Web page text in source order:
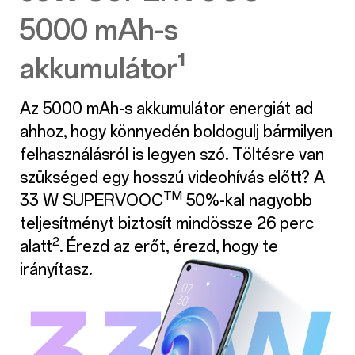
5000 mAh-s
akkumulátor¹
Az 5000 mAh-s akkumulátor energiát ad
ahhoz, hogy könnyedén boldogulj bármilyen
felhasználásról is legyen szó. Töltésre van
szükséged egy hosszú videohívás előtt? A
33 W SUPERVOOCTM50%-kal nagyobb
teljesítményt biztosít mindössze 26 perc
alatt2. Érezd az erőt, érezd, hogy te
irányítasz.